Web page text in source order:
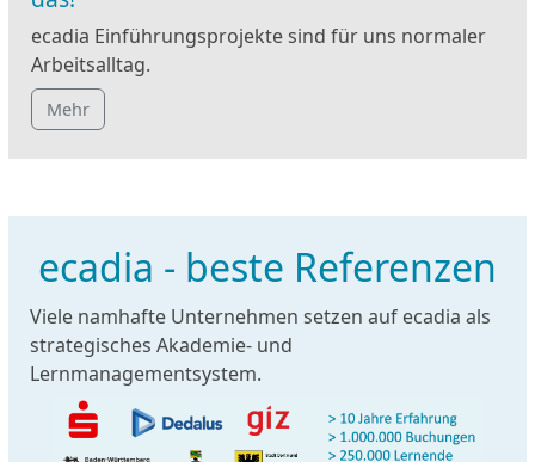
ecadia Einführungsprojekte sind für uns normaler
Arbeitsalltag.
Mehr
ecadia - beste Referenzen
Viele namhafte Unternehmen setzen auf ecadia als
strategisches Akademie- und
Lernmanagementsystem.